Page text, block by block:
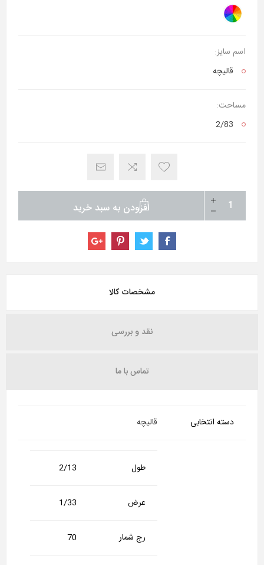
اسم سایز:
قالیچه
مساحت:
2/83
افزودن به سبد خرید
مشخصات کالا
نقد و بررسی
تماس با ما
دسته انتخابی قالیچه
طول 2/13
عرض 1/33
رج شمار 70